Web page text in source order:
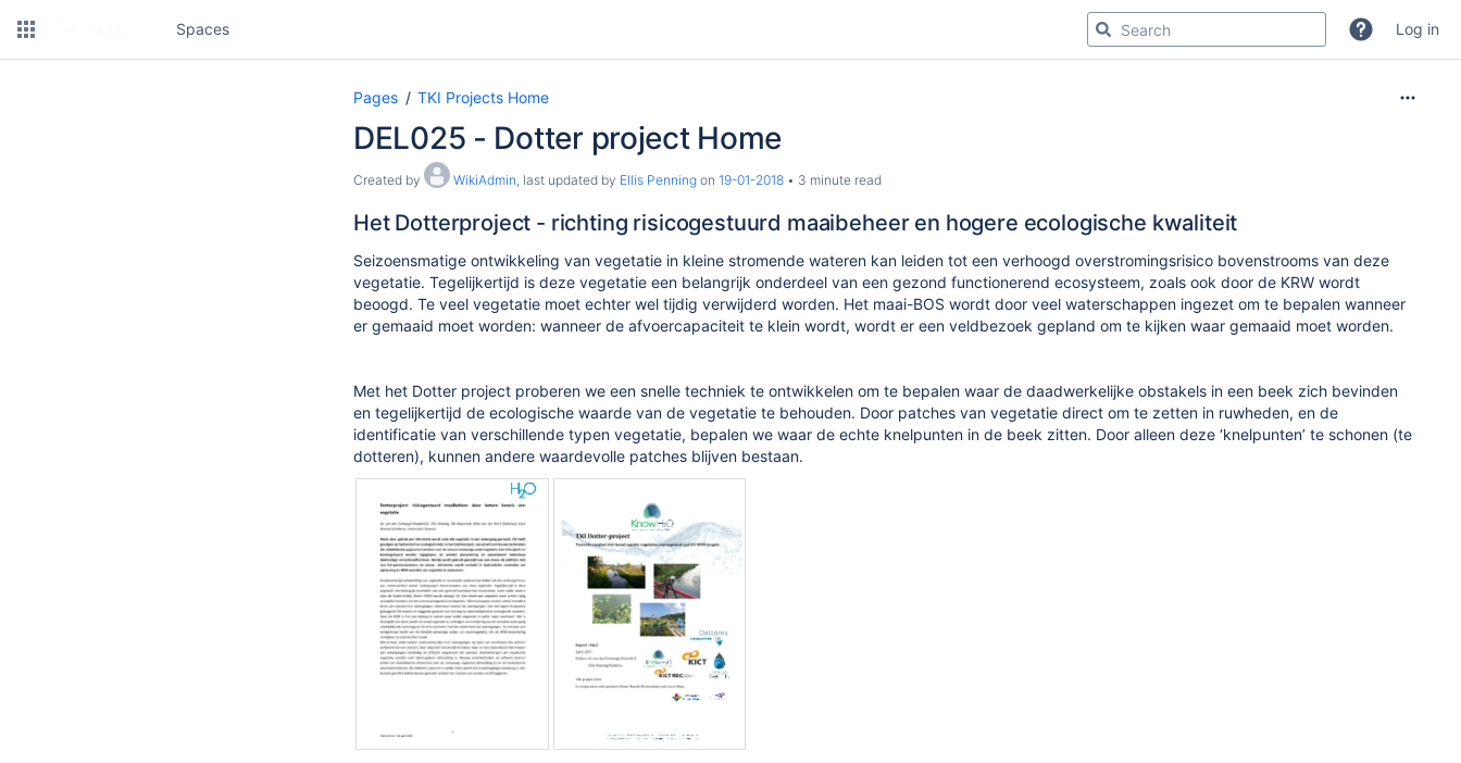
Spaces Log in
Pages TKI Projects Home
DEL025 - Dotter project Home
Created by WikiAdmin, last updated by Ellis Penning on 19-01-2018 3 minute read
Het Dotterproject - richting risicogestuurd maaibeheer en hogere ecologische kwaliteit
Seizoensmatige ontwikkeling van vegetatie in kleine stromende wateren kan leiden tot een verhoogd overstromingsrisico bovenstrooms van deze
vegetatie. Tegelijkertijd is deze vegetatie een belangrijk onderdeel van een gezond functionerend ecosysteem, zoals ook door de KRW wordt
beoogd. Te veel vegetatie moet echter wel tijdig verwijderd worden. Het maai-BOS wordt door veel waterschappen ingezet om te bepalen wanneer
er gemaaid moet worden: wanneer de afvoercapaciteit te klein wordt, wordt er een veldbezoek gepland om te kijken waar gemaaid moet worden.
Met het Dotter project proberen we een snelle techniek te ontwikkelen om te bepalen waar de daadwerkelijke obstakels in een beek zich bevinden
en tegelijkertijd de ecologische waarde van de vegetatie te behouden. Door patches van vegetatie direct om te zetten in ruwheden, en de
identificatie van verschillende typen vegetatie, bepalen we waar de echte knelpunten in de beek zitten. Door alleen deze ‘knelpunten’ te schonen (te
dotteren), kunnen andere waardevolle patches blijven bestaan.